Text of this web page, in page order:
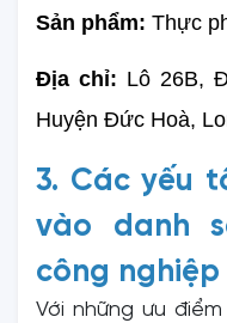
Sản phẩm: Thực
Địa chỉ: Lô 26B,
Huyện Đức Hoà,
3. Các yếu
vào danh
công nghiệp
Với những ưu